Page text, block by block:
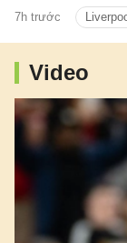
7h trước
Video